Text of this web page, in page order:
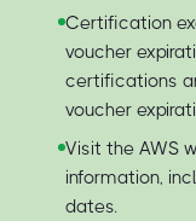
Certification
voucher
certifications
voucher
Visit the AWS
information,
dates.